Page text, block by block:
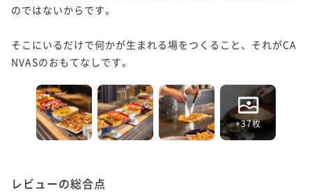
のではないからです。
そこにいるだけで何かが生まれる場をつくること、それがCA
NVASのおもてなしです。
+37枚
レビューの総合点